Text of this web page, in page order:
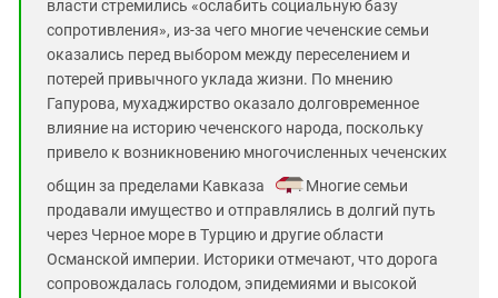
власти стремились «ослабить социальную базу
сопротивления», из-за чего многие чеченские семьи
оказались перед выбором между переселением и
потерей привычного уклада жизни. По мнению
Гапурова, мухаджирство оказало долговременное
влияние на историю чеченского народа, поскольку
привело к возникновению многочисленных чеченских
общин за пределами Кавказа
. Многие семьи
продавали имущество и отправлялись в долгий путь
через Черное море в Турцию и другие области
Османской империи. Историки отмечают, что дорога
сопровождалась голодом, эпидемиями и высокой